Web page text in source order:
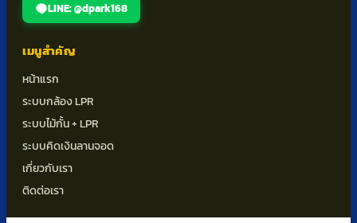
LINE: @dpark168
เมนูสำคัญ
หน้าแรก
ระบบกล้อง LPR
ระบบไม้กั้น + LPR
ระบบคิดเงินลานจอด
เกี่ยวกับเรา
ติดต่อเรา